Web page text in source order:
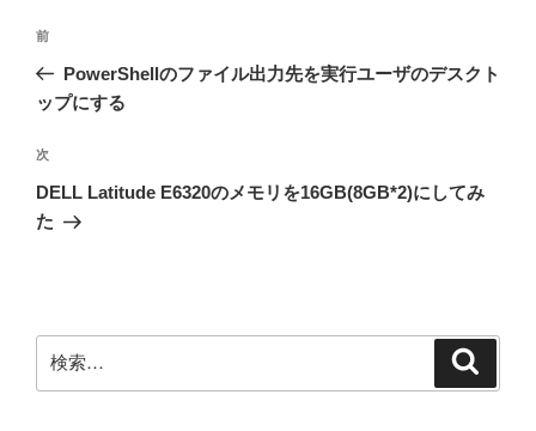
投
ゲ
ー
シ
前
の
投
前
PowerShellのファイル出力先を実行ユーザのデスクト
ップにする
次
の
投
次
DELL Latitude E6320のメモリを16GB(8GB*2)にしてみ
た
索: